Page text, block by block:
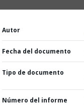
Autor
Fecha del documento
Tipo de documento
Número del informe